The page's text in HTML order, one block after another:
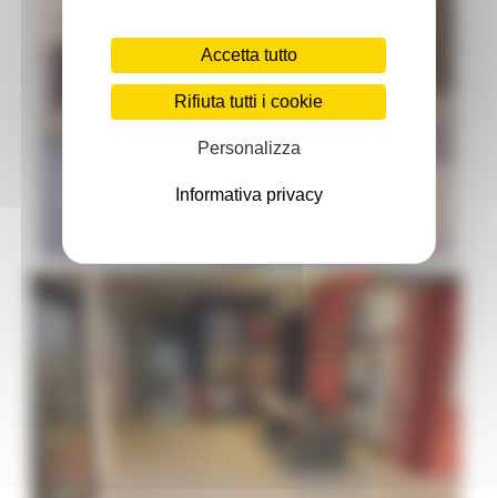
Accetta tutto
Rifiuta tutti i cookie
Personalizza
Informativa privacy